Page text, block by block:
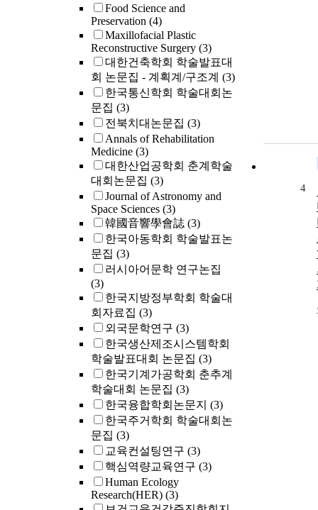
Food Science and
Preservation (4)
Maxillofacial Plastic
Reconstructive Surgery (3)
대한건축학회 학술발표대
회 논문집 - 계획계/구조계 (3)
한국통신학회 학술대회논
문집 (3)
전북치대논문집 (3)
Annals of Rehabilitation
Medicine (3)
대한산업공학회 춘계학술
대회논문집 (3)
Journal of Astronomy and
Space Sciences (3)
韓國音響學會誌 (3)
한국아동학회 학술발표논
문집 (3)
러시아어문학 연구논집
(3)
한국지방정부학회 학술대
회자료집 (3)
외국문학연구 (3)
한국생산제조시스템학회
학술발표대회 논문집 (3)
한국기계가공학회 춘추계
학술대회 논문집 (3)
한국융합학회논문지 (3)
한국주거학회 학술대회논
문집 (3)
교육컨설팅연구 (3)
핵심역량교육연구 (3)
Human Ecology
Research(HER) (3)
4